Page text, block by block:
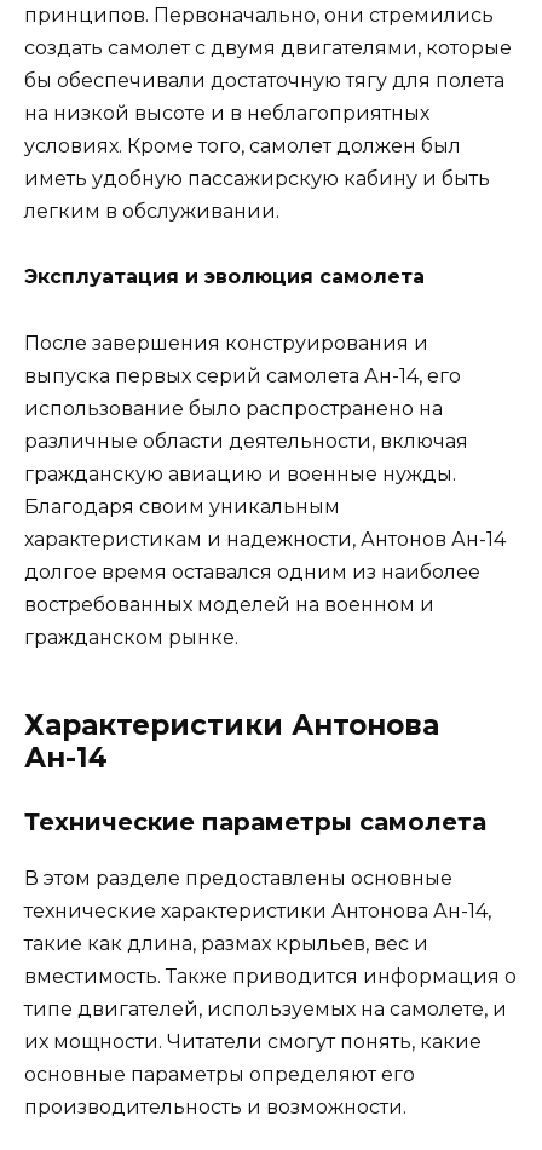
принципов. Первоначально, они стремились
создать самолет с двумя двигателями, которые
бы обеспечивали достаточную тягу для полета
на низкой высоте и в неблагоприятных
условиях. Кроме того, самолет должен был
иметь удобную пассажирскую кабину и быть
легким в обслуживании.
Эксплуатация и эволюция самолета
После завершения конструирования и
выпуска первых серий самолета Ан-14, его
использование было распространено на
различные области деятельности, включая
гражданскую авиацию и военные нужды.
Благодаря своим уникальным
характеристикам и надежности, Антонов Ан-14
долгое время оставался одним из наиболее
востребованных моделей на военном и
гражданском рынке.
Характеристики Антонова
Ан-14
Технические параметры самолета
В этом разделе предоставлены основные
технические характеристики Антонова Ан-14,
такие как длина, размах крыльев, вес и
вместимость. Также приводится информация о
типе двигателей, используемых на самолете, и
их мощности. Читатели смогут понять, какие
основные параметры определяют его
производительность и возможности.